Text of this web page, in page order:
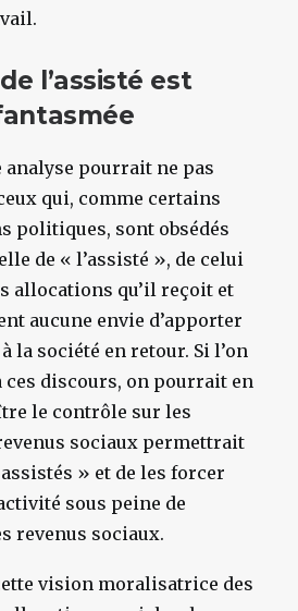
l’assisté est
analyse pourrait ne pas
qui, comme certains
politiques, sont obsédés
de « l’assisté », de celui
allocations qu’il reçoit et
aucune envie d’apporter
la société en retour. Si l’on
ces discours, on pourrait en
le contrôle sur les
sociaux permettrait
» et de les forcer
sous peine de
revenus sociaux.
vision moralisatrice des